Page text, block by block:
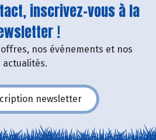
inscrivez-vous à la
!
nos événements et nos
actualités.
newsletter